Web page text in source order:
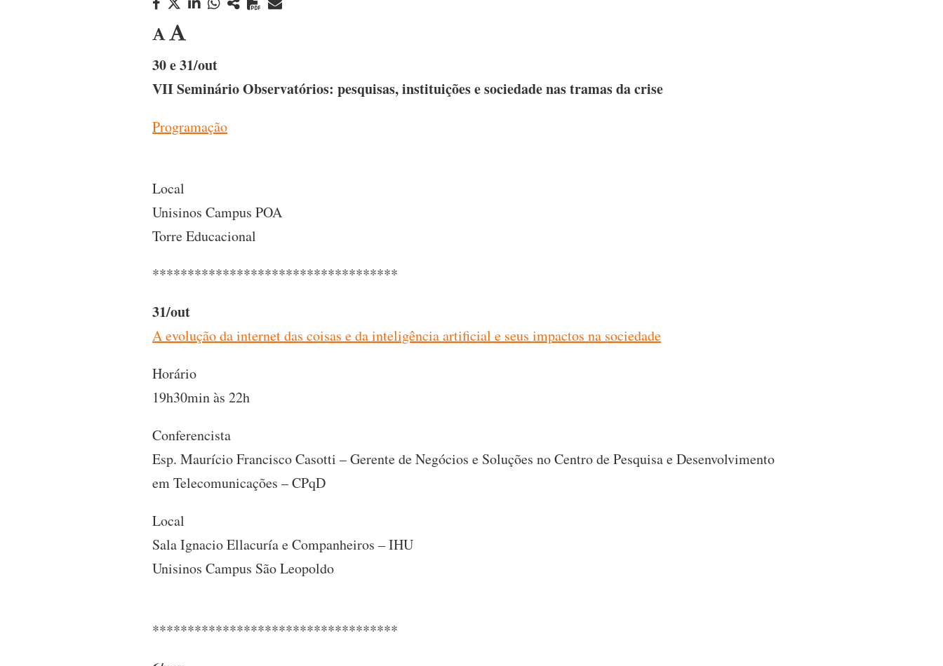
30 e 31/out
VII Seminário Observatórios: pesquisas, instituições e sociedade nas tramas da crise
Programação
Local
Unisinos Campus POA
Torre Educacional
***********************************
31/out
A evolução da internet das coisas e da inteligência artificial e seus impactos na sociedade
Horário
19h30min às 22h
Conferencista
Esp. Maurício Francisco Casotti – Gerente de Negócios e Soluções no Centro de Pesquisa e Desenvolvimento
em Telecomunicações – CPqD
Local
Sala Ignacio Ellacuría e Companheiros – IHU
Unisinos Campus São Leopoldo
***********************************